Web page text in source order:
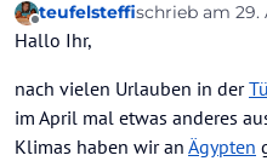
Offline
teufelsteffischrieb am 29.
zuletzt editiert
Hallo Ihr,
nach vielen Urlauben in der
im April mal etwas anderes
Klimas haben wir an Ägypten